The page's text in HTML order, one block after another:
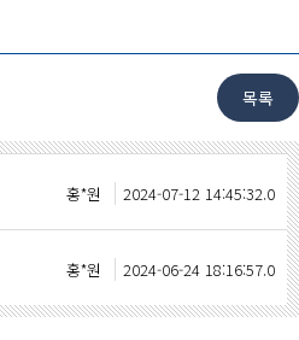
홍*원 2024-07-12 14:45:32.0
홍*원 2024-06-24 18:16:57.0